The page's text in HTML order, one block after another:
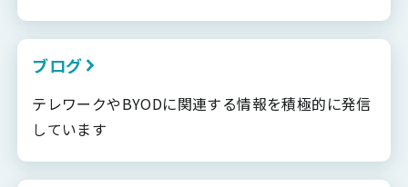
ブログ
テレワークやBYODに関連する情報を積極的に発信
しています